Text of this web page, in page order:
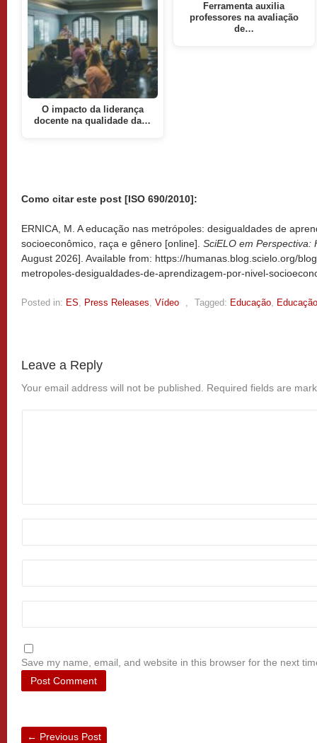
O impacto da liderança
docente na qualidade da…
Ferramenta auxilia
professores na avaliação
de…
Como citar este post [ISO 690/2010]:
ERNICA, M. A educação nas metrópoles: desigualdades de
socioeconômico, raça e gênero [online]. SciELO em Perspectiva:
August 2026]. Available from: https://humanas.blog.scielo.org/
metropoles-desigualdades-de-aprendizagem-por-nivel-
Posted in: ES Press Releases Vídeo Tagged: Educação
Leave a Reply
Your email address will not be published. Required fields are
Save my name, email, and website in this browser for the next
← Previous Post